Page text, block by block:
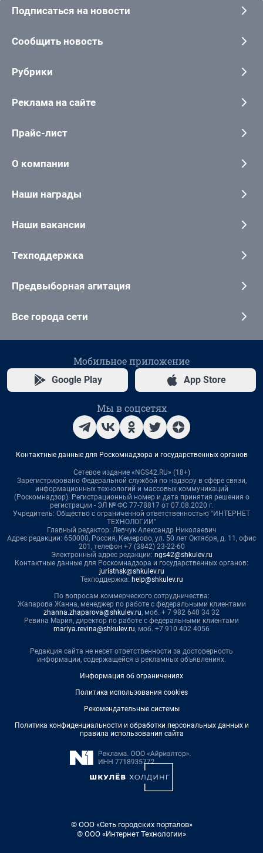
Подписаться на новости
Сообщить новость
Рубрики
Реклама на сайте
Прайс-лист
О компании
Наши награды
Наши вакансии
Техподдержка
Предвыборная агитация
Все города сети
Мобильное приложение
Google Play App Store
Мы в соцсетях
Контактные данные для Роскомнадзора и государственных органов
Сетевое издание «NGS42.RU» (18+)
Зарегистрировано Федеральной службой по надзору в сфере связи,
информационных технологий и массовых коммуникаций
(Роскомнадзор). Регистрационный номер и дата принятия решения о
регистрации - ЭЛ № ФС 77-78817 от 07.08.2020 г.
Учредитель: Общество с ограниченной ответственностью "ИНТЕРНЕТ
ТЕХНОЛОГИИ"
Главный редактор: Левчук Александр Николаевич
Адрес редакции: 650000, Россия, Кемерово, ул. 50 лет Октября, д. 11, офис
201, телефон +7 (3842) 23-22-60
Электронный адрес редакции: ngs42@shkulev.ru
Контактные данные для Роскомнадзора и государственных органов:
juristnsk@shkulev.ru
Техподдержка: help@shkulev.ru
По вопросам коммерческого сотрудничества:
Жапарова Жанна, менеджер по работе с федеральными клиентами
zhanna.zhaparova@shkulev.ru, моб. + 7 982 640 34 32
Ревина Мария, директор по работе с федеральными клиентами
mariya.revina@shkulev.ru, моб. +7 910 402 4056
Редакция сайта не несет ответственности за достоверность
информации, содержащейся в рекламных объявлениях.
Информация об ограничениях
Политика использования cookies
Рекомендательные системы
Политика конфиденциальности и обработки персональных данных и
правила использования сайта
© ООО «Сеть городских порталов»
© ООО «Интернет Технологии»